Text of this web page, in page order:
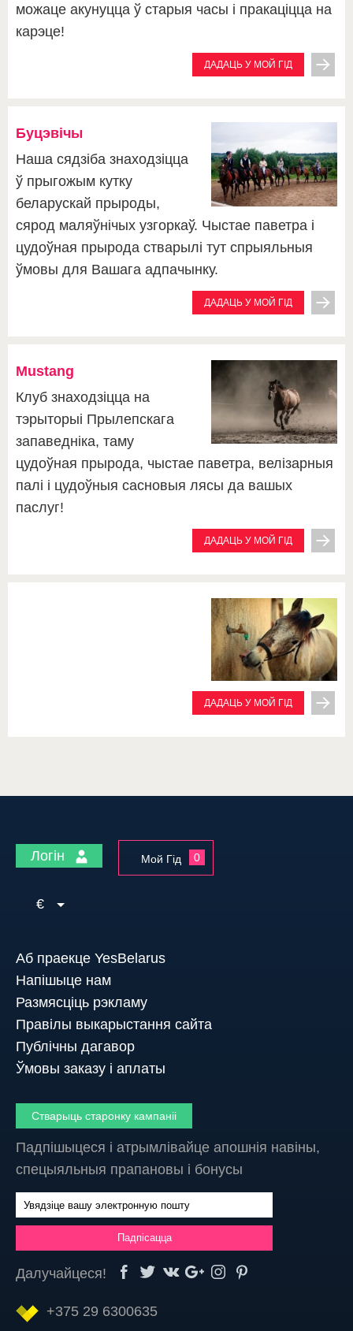
можаце акунуцца ў старыя часы і пракаціцца на
карэце!
ДАДАЦЬ У МОЙ ГІД
Буцэвічы
Наша сядзіба знаходзіцца
ў прыгожым кутку
беларускай прыроды,
сярод маляўнічых узгоркаў. Чыстае паветра і
цудоўная прырода стварылі тут спрыяльныя
ўмовы для Вашага адпачынку.
ДАДАЦЬ У МОЙ ГІД
Mustang
Клуб знаходзіцца на
тэрыторыі Прылепскага
запаведніка, таму
цудоўная прырода, чыстае паветра, велізарныя
палі і цудоўныя сасновыя лясы да вашых
паслуг!
ДАДАЦЬ У МОЙ ГІД
ДАДАЦЬ У МОЙ ГІД
Логін Мой Гід 0
€
Аб праекце YesBelarus
Напішыце нам
Размясціць рэкламу
Правілы выкарыстання сайта
Публічны дагавор
Ўмовы заказу і аплаты
Стварыць старонку кампаніі
Падпішыцеся і атрымлівайце апошнія навіны,
спецыяльныя прапановы і бонусы
Далучайцеся!
+375 29 6300635